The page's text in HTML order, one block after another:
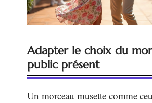
Adapter le choix du
public présent
Un morceau musette comme